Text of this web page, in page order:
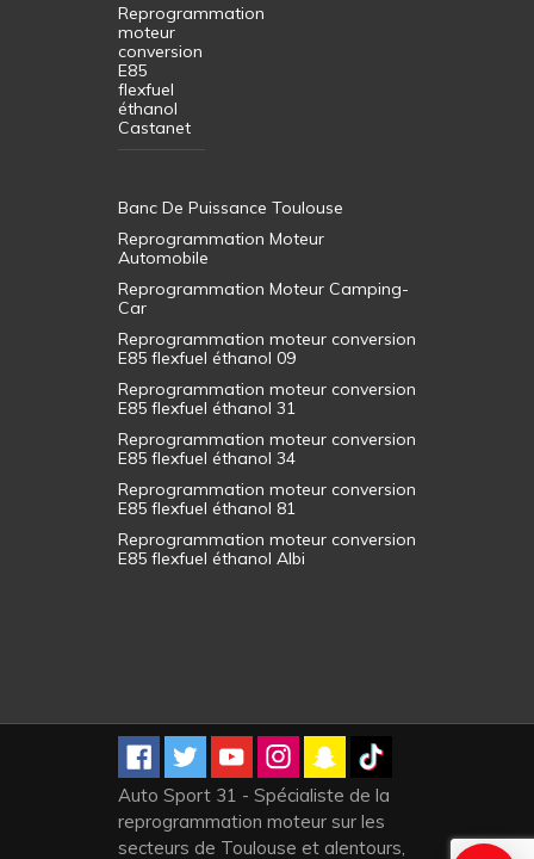
Reprogrammation
moteur
conversion
E85
flexfuel
éthanol
Castanet
Banc De Puissance Toulouse
Reprogrammation Moteur
Automobile
Reprogrammation Moteur Camping-
Car
Reprogrammation moteur conversion
E85 flexfuel éthanol 09
Reprogrammation moteur conversion
E85 flexfuel éthanol 31
Reprogrammation moteur conversion
E85 flexfuel éthanol 34
Reprogrammation moteur conversion
E85 flexfuel éthanol 81
Reprogrammation moteur conversion
E85 flexfuel éthanol Albi
Auto Sport 31 - Spécialiste de la
reprogrammation moteur sur les
secteurs de Toulouse et alentours,